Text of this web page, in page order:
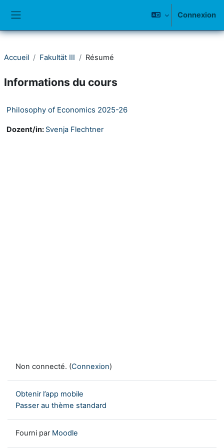
Connexion
Accueil Fakultät III Résumé
Informations du cours
Philosophy of Economics 2025-26
Dozent/in: Svenja Flechtner
Non connecté. (Connexion)
Obtenir l’app mobile
Passer au thème standard
Fourni par Moodle